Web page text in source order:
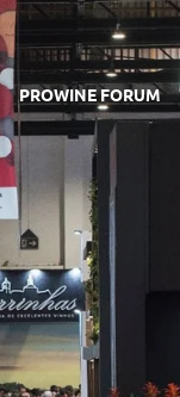
PROWINE FORUM